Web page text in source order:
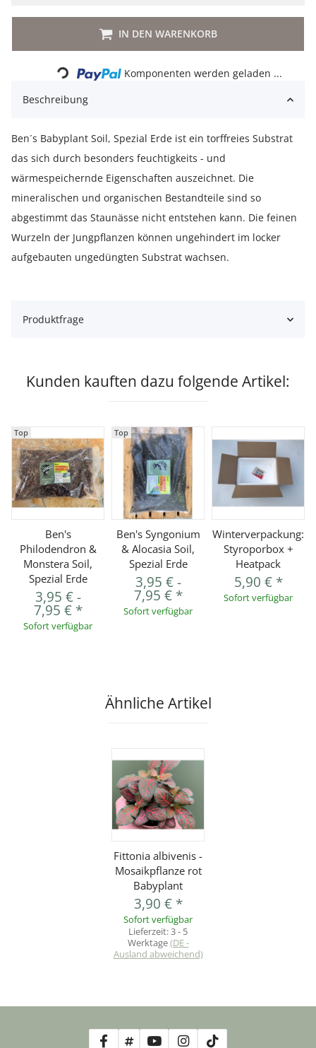
IN DEN WARENKORB
Loading...
Komponenten werden geladen ...
Beschreibung
Ben´s Babyplant Soil, Spezial Erde ist ein torffreies Substrat
das sich durch besonders feuchtigkeits - und
wärmespeichernde Eigenschaften auszeichnet. Die
mineralischen und organischen Bestandteile sind so
abgestimmt das Staunässe nicht entstehen kann. Die feinen
Wurzeln der Jungpflanzen können ungehindert im locker
aufgebauten ungedüngten Substrat wachsen.
Produktfrage
Kunden kauften dazu folgende Artikel:
Top
Ben's
Philodendron &
Monstera Soil,
Spezial Erde
3,95 €-
7,95 € *
Sofort verfügbar
Top
Ben's Syngonium
& Alocasia Soil,
Spezial Erde
3,95 €-
7,95 € *
Sofort verfügbar
Winterverpackung:
Styroporbox +
Heatpack
5,90 € *
Sofort verfügbar
Ähnliche Artikel
Fittonia albivenis -
Mosaikpflanze rot
Babyplant
3,90 € *
Sofort verfügbar
Lieferzeit:3 - 5
Werktage(DE -
Ausland abweichend)